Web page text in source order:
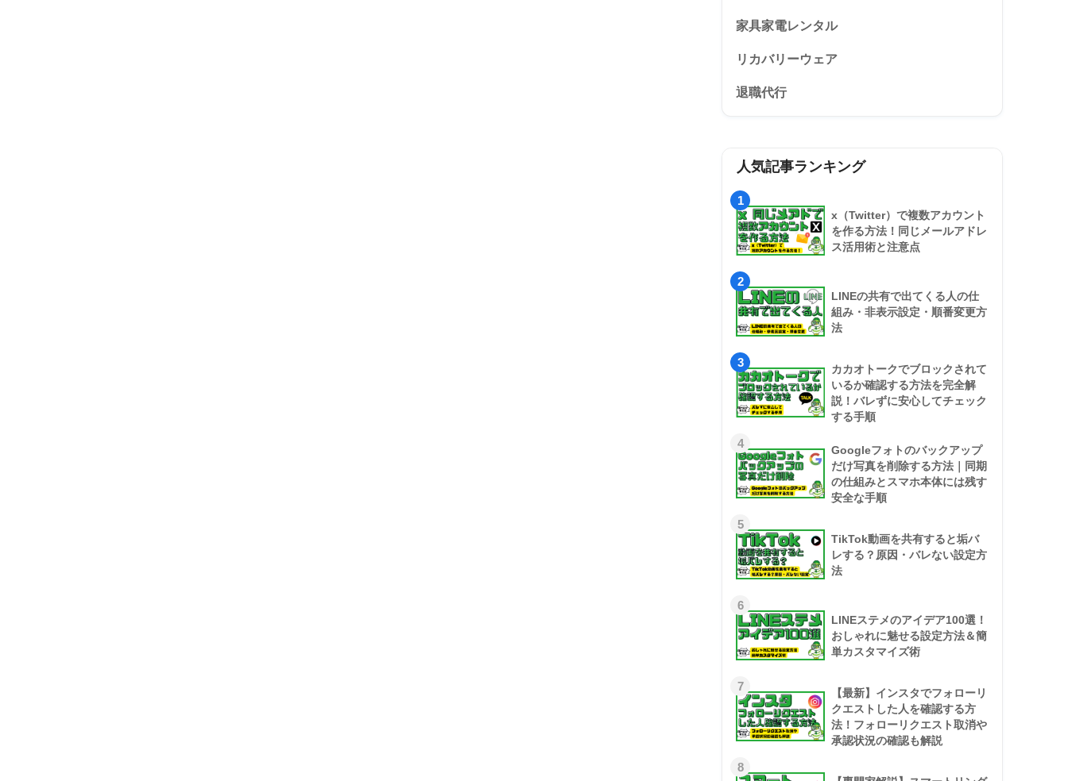
家具家電レンタル
リカバリーウェア
退職代行
人気記事ランキング
1
x（Twitter）で複数アカウント
を作る方法！同じメールアドレ
ス活用術と注意点
2
LINEの共有で出てくる人の仕
組み・非表示設定・順番変更方
法
3
カカオトークでブロックされて
いるか確認する方法を完全解
説！バレずに安心してチェック
する手順
4
Googleフォトのバックアップ
だけ写真を削除する方法｜同期
の仕組みとスマホ本体には残す
安全な手順
5
TikTok動画を共有すると垢バ
レする？原因・バレない設定方
法
6
LINEステメのアイデア100選！
おしゃれに魅せる設定方法＆簡
単カスタマイズ術
7
【最新】インスタでフォローリ
クエストした人を確認する方
法！フォローリクエスト取消や
承認状況の確認も解説
8